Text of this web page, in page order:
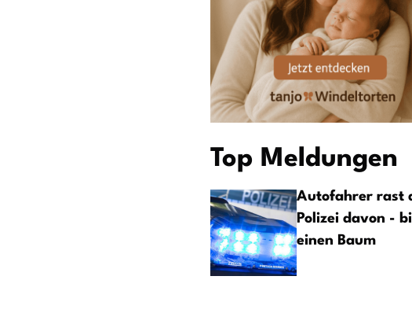
Top Meldungen
Autofahrer rast
Polizei davon -
einen Baum